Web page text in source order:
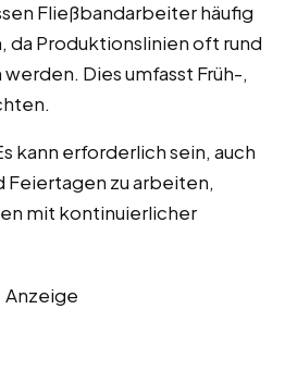
Fließbandarbeiter häufig
da Produktionslinien oft rund
Dies umfasst Früh-,
kann erforderlich sein, auch
Feiertagen zu arbeiten,
mit kontinuierlicher
Anzeige